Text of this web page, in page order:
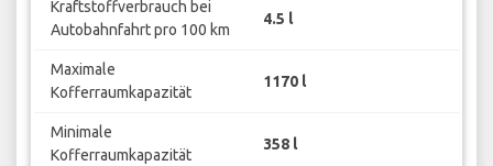
Kraftstoffverbrauch bei
Autobahnfahrt pro 100 km
4.5 l
Maximale
Kofferraumkapazität
1170 l
Minimale
Kofferraumkapazität
358 l